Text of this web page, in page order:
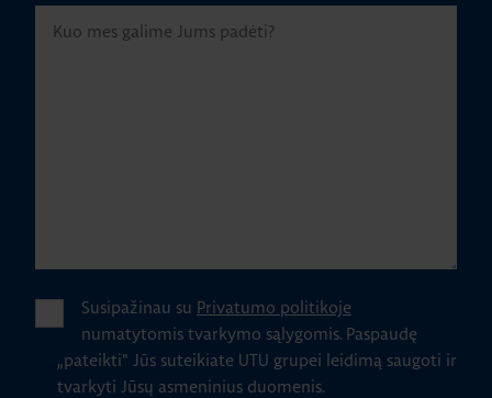
Susipažinau su Privatumo politikoje
numatytomis tvarkymo sąlygomis. Paspaudę
„pateikti" Jūs suteikiate UTU grupei leidimą saugoti ir
tvarkyti Jūsų asmeninius duomenis.